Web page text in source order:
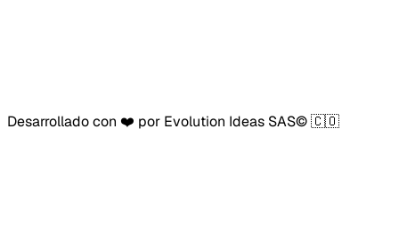
Desarrollado con ❤️ por Evolution Ideas SAS© 🇨🇴